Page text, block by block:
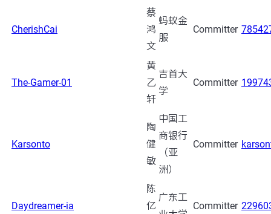
CherishCai
蔡
鸿
文
蚂蚁金
服
Committer
The-Gamer-01
黄
乙
轩
吉首大
学
Committer
Karsonto
陶
健
敏
中国工
商银行
（亚
洲）
Committer
Daydreamer-ia
陈
亿
广东工
Committer